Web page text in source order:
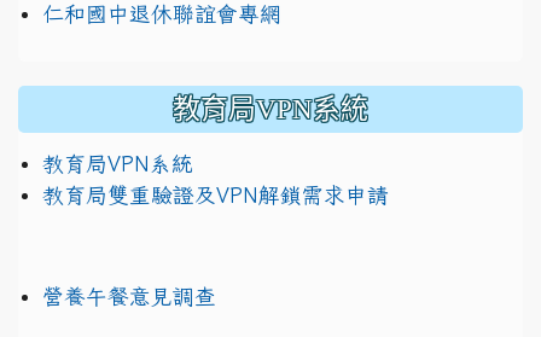
仁和國中退休聯誼會專網
教育局VPN系統
教育局VPN系統
教育局雙重驗證及VPN解鎖需求申請
營養午餐意見調查